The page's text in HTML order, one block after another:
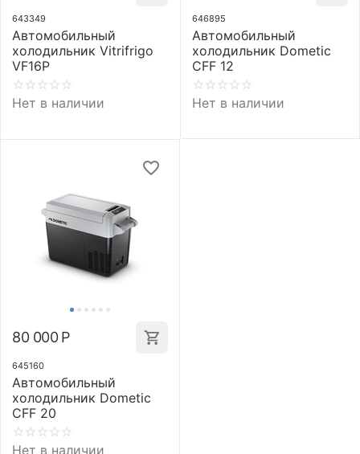
643349
Автомобильный
холодильник Vitrifrigo
VF16P
Нет в наличии
646895
Автомобильный
холодильник Dometic
CFF 12
Нет в наличии
80 000 Р
645160
Автомобильный
холодильник Dometic
CFF 20
Нет в наличии